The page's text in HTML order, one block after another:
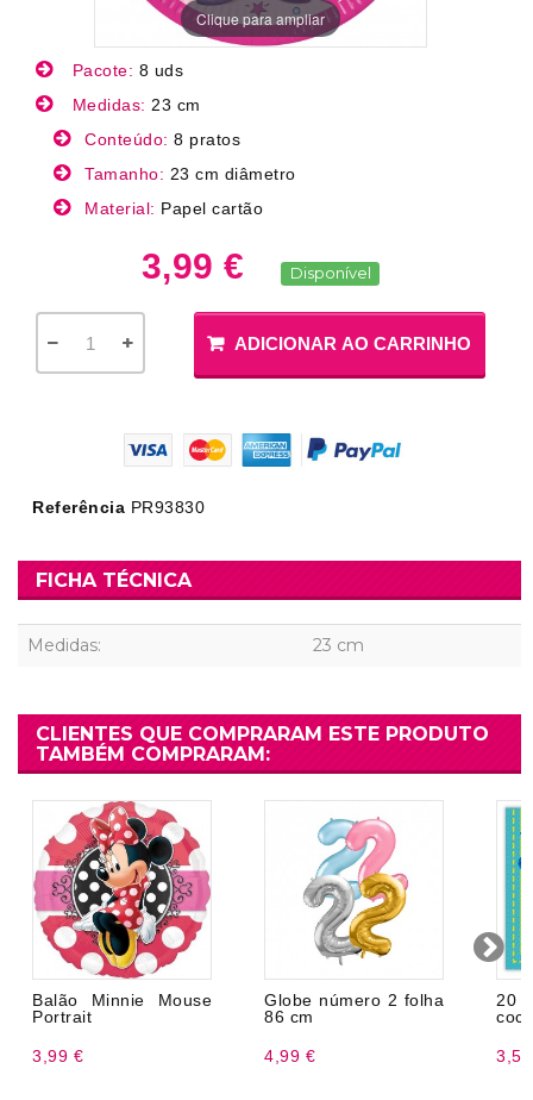
Clique para ampliar
Pacote: 8 uds
Medidas: 23 cm
Conteúdo: 8 pratos
Tamanho: 23 cm diâmetro
Material: Papel cartão
3,99 € Disponível
ADICIONAR AO CARRINHO
Referência PR93830
FICHA TÉCNICA
Medidas: 23 cm
CLIENTES QUE COMPRARAM ESTE PRODUTO
TAMBÉM COMPRARAM:
Balão Minnie Mouse
Portrait
3,99 €
Globe número 2 folha
86 cm
4,99 €
20